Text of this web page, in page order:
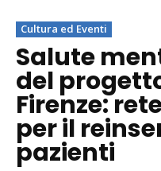
Cultura ed Eventi
Salute
del
Firenze:
per il
pazienti